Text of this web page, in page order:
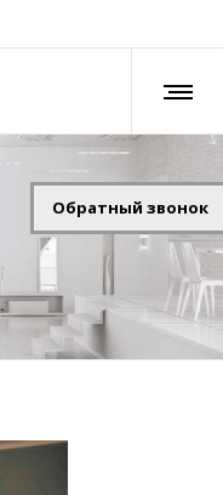
Обратный звонок